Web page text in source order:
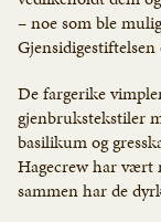
– noe som ble
De fargerike
gjenbrukstekstiler
basilikum og
Hagecrew har vært
sammen har de